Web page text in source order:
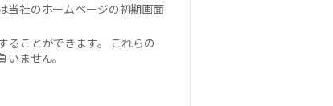
当社のホームページの初期画面
ることができます。 これらの
ません。